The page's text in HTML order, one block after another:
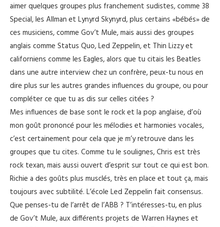
aimer quelques groupes plus franchement sudistes, comme 38
Special, les Allman et Lynyrd Skynyrd, plus certains «bébés» de
ces musiciens, comme Gov’t Mule, mais aussi des groupes
anglais comme Status Quo, Led Zeppelin, et Thin Lizzy et
californiens comme les Eagles, alors que tu citais les Beatles
dans une autre interview chez un confrère, peux-tu nous en
dire plus sur les autres grandes influences du groupe, ou pour
compléter ce que tu as dis sur celles citées ?
Mes influences de base sont le rock et la pop anglaise, d’où
mon goût prononcé pour les mélodies et harmonies vocales,
c’est certainement pour cela que je m’y retrouve dans les
groupes que tu cites. Comme tu le soulignes, Chris est très
rock texan, mais aussi ouvert d’esprit sur tout ce qui est bon.
Richie a des goûts plus musclés, très en place et tout ça, mais
toujours avec subtilité. L’école Led Zeppelin fait consensus.
Que penses-tu de l’arrêt de l’ABB ? T’intéresses-tu, en plus
de Gov’t Mule, aux différents projets de Warren Haynes et